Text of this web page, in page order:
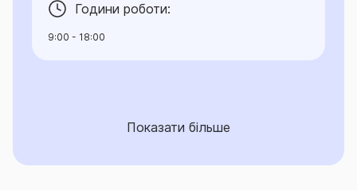
Години роботи:
9:00 - 18:00
Показати більше